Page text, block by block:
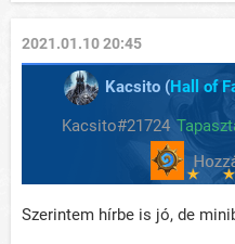
2021.01.10 20:45
Kacsito (Hall of
Kacsito#21724
Szerintem hírbe is jó, de